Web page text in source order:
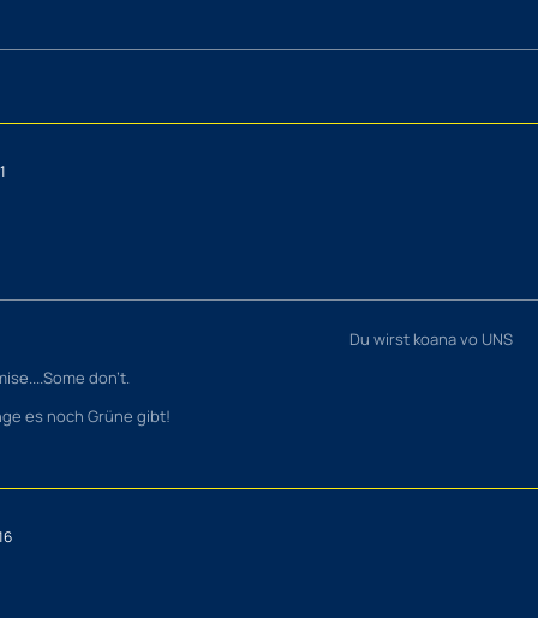
Du wirst koana vo UNS
don’t.
es noch Grüne gibt!